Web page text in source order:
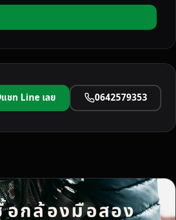
แชท Line เลย 0642579353